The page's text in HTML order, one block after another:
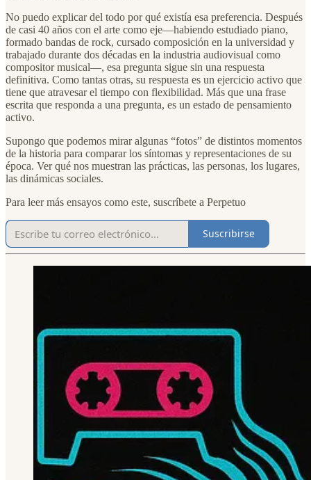
No puedo explicar del todo por qué existía esa preferencia. Después
de casi 40 años con el arte como eje—habiendo estudiado piano,
formado bandas de rock, cursado composición en la universidad y
trabajado durante dos décadas en la industria audiovisual como
compositor musical—, esa pregunta sigue sin una respuesta
definitiva. Como tantas otras, su respuesta es un ejercicio activo que
tiene que atravesar el tiempo con flexibilidad. Más que una frase
escrita que responda a una pregunta, es un estado de pensamiento
activo.
Supongo que podemos mirar algunas “fotos” de distintos momentos
de la historia para comparar los síntomas y representaciones de su
época. Ver qué nos muestran las prácticas, las personas, los lugares,
las dinámicas sociales.
Para leer más ensayos como este, suscríbete a Perpetuo
Suscribirse